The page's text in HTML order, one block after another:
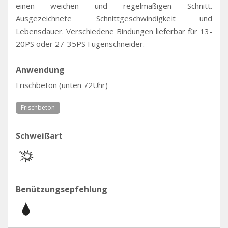
einen weichen und regelmäßigen Schnitt.
Ausgezeichnete Schnittgeschwindigkeit und
Lebensdauer. Verschiedene Bindungen lieferbar für 13-
20PS oder 27-35PS Fugenschneider.
Anwendung
Frischbeton (unten 72Uhr)
Frischbeton
Schweißart
Benützungsepfehlung